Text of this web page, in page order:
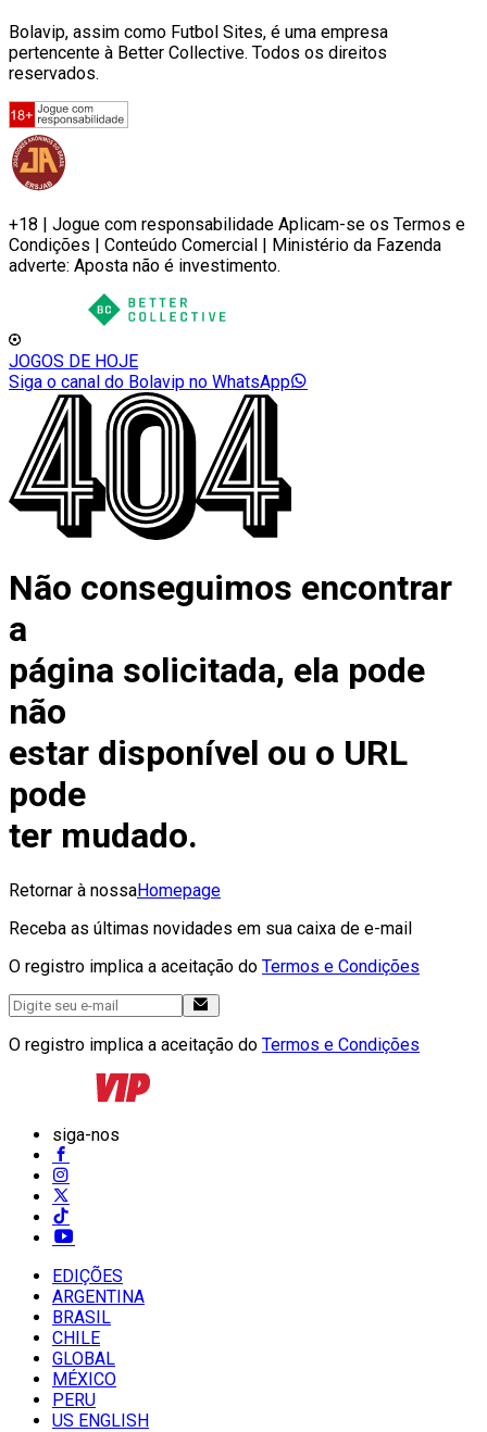
Bolavip, assim como Futbol Sites, é uma empresa
pertencente à Better Collective. Todos os direitos
reservados.
+18 | Jogue com responsabilidade Aplicam-se os Termos e
Condições | Conteúdo Comercial | Ministério da Fazenda
adverte: Aposta não é investimento.
JOGOS DE HOJE
Siga o canal do Bolavip no WhatsApp
Não conseguimos encontrar
a
página solicitada, ela pode
não
estar disponível ou o URL
pode
ter mudado.
Retornar à nossaHomepage
Receba as últimas novidades em sua caixa de e-mail
O registro implica a aceitação do Termos e Condições
O registro implica a aceitação do Termos e Condições
siga-nos
EDIÇÕES
ARGENTINA
BRASIL
CHILE
GLOBAL
MÉXICO
PERU
US ENGLISH